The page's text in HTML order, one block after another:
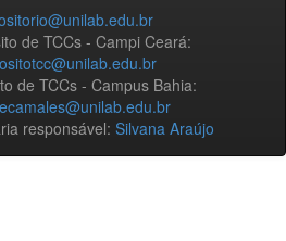
de TCCs - Campi Ceará:
de TCCs - Campus Bahia:
responsável: Silvana Araújo